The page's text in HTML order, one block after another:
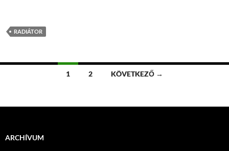
RADIÁTOR
1 2 KÖVETKEZŐ →
ARCHÍVUM